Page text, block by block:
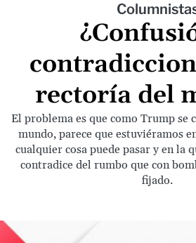
rectoría del
El problema es que como Trump se
mundo, parece que estuviéramos
cualquier cosa puede pasar y en la
contradice del rumbo que con
fijado.